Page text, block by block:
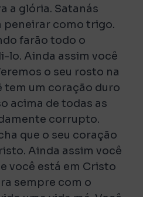
a glória. Satanás
peneirar como trigo.
farão todo o
lo. Ainda assim você
o seu rosto na
tem um coração duro
acima de todas as
corrupto.
que o seu coração
Ainda assim você
você está em Cristo
sempre com o